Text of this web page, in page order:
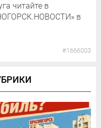
читайте в
в
#1666003